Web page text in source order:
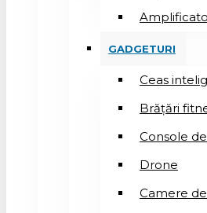
GADGETURI
Ceas
Brățări
Console
Drone
Camere